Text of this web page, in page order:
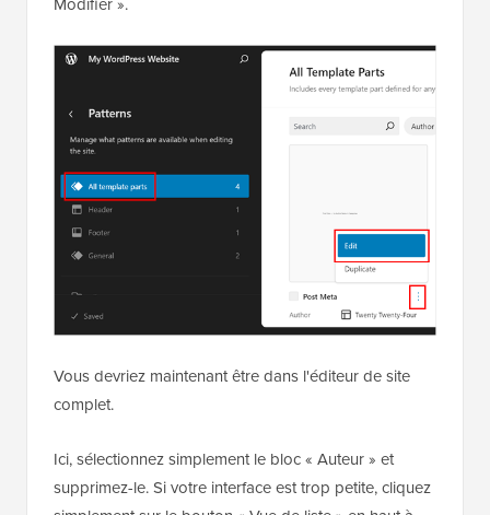
», cliquez sur le menu à trois points et choisissez «
Modifier ».
Vous devriez maintenant être dans l'éditeur de site
Ici, sélectionnez simplement le bloc « Auteur » et